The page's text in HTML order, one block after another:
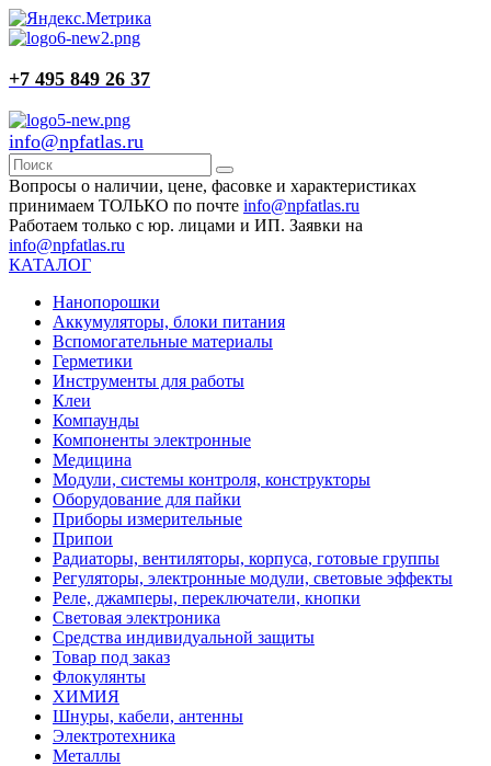
+7 495 849 26 37
info@npfatlas.ru
Вопросы о наличии, цене, фасовке и характеристиках
принимаем ТОЛЬКО по почте info@npfatlas.ru
Работаем только с юр. лицами и ИП. Заявки на
info@npfatlas.ru
КАТАЛОГ
Нанопорошки
Аккумуляторы, блоки питания
Вспомогательные материалы
Герметики
Инструменты для работы
Клеи
Компаунды
Компоненты электронные
Медицина
Модули, системы контроля, конструкторы
Оборудование для пайки
Приборы измерительные
Припои
Радиаторы, вентиляторы, корпуса, готовые группы
Регуляторы, электронные модули, световые эффекты
Реле, джамперы, переключатели, кнопки
Световая электроника
Средства индивидуальной защиты
Товар под заказ
Флокулянты
ХИМИЯ
Шнуры, кабели, антенны
Электротехника
Металлы